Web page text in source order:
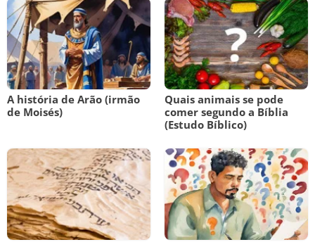
A história de Arão (irmão
de Moisés)
Quais animais se pode
comer segundo a Bíblia
(Estudo Bíblico)